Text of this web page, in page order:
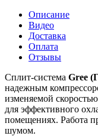
Описание
Видео
Доставка
Оплата
Отзывы
Сплит-система Gree
надежным
изменяемой
для эффективного
помещениях. Работа
шумом.